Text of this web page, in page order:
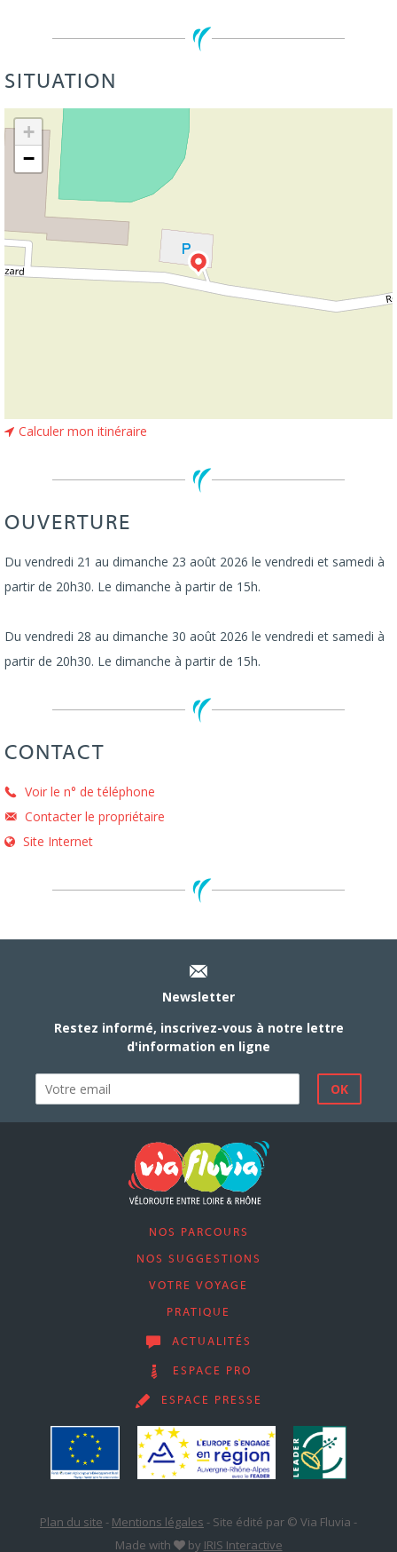
SITUATION
+
−
Calculer mon itinéraire
OUVERTURE
Du vendredi 21 au dimanche 23 août 2026 le vendredi et samedi à
partir de 20h30. Le dimanche à partir de 15h.
Du vendredi 28 au dimanche 30 août 2026 le vendredi et samedi à
partir de 20h30. Le dimanche à partir de 15h.
CONTACT
Voir le n° de téléphone
Contacter le propriétaire
Site Internet
Newsletter
Restez informé, inscrivez-vous à notre lettre
d'information en ligne
NOS PARCOURS
NOS SUGGESTIONS
VOTRE VOYAGE
PRATIQUE
ACTUALITÉS
ESPACE PRO
ESPACE PRESSE
Plan du site - Mentions légales - Site édité par © Via Fluvia -
Made with
by IRIS Interactive